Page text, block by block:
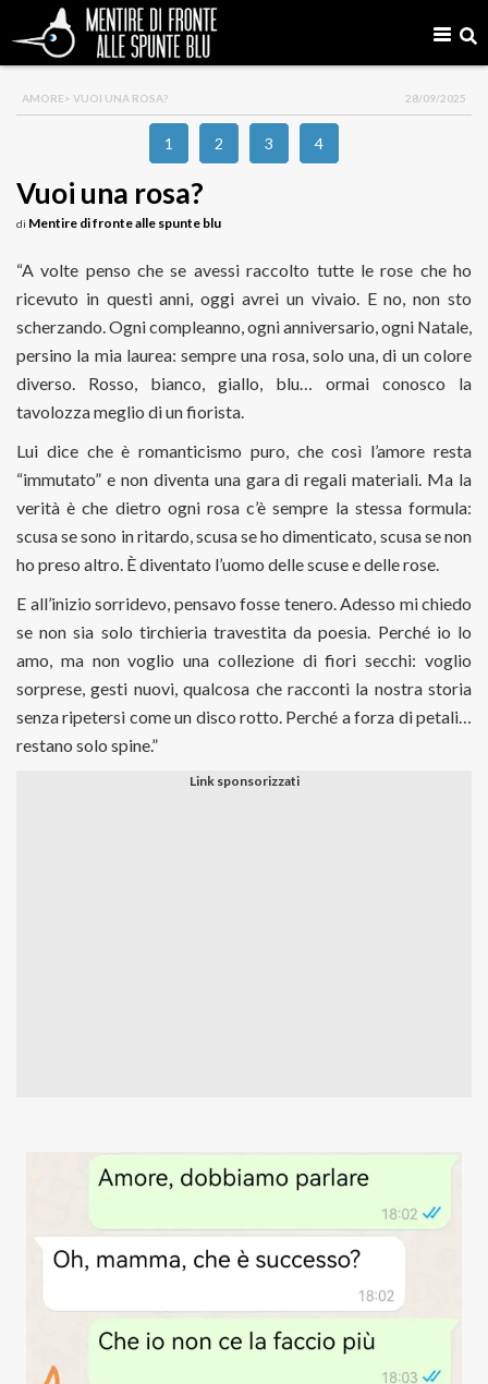
AMORE> VUOI UNA ROSA? 28/09/2025
1 2 3 4
Vuoi una rosa?
di Mentire di fronte alle spunte blu
“A volte penso che se avessi raccolto tutte le rose che ho
ricevuto in questi anni, oggi avrei un vivaio. E no, non sto
scherzando. Ogni compleanno, ogni anniversario, ogni Natale,
persino la mia laurea: sempre una rosa, solo una, di un colore
diverso. Rosso, bianco, giallo, blu… ormai conosco la
tavolozza meglio di un fiorista.
Lui dice che è romanticismo puro, che così l’amore resta
“immutato” e non diventa una gara di regali materiali. Ma la
verità è che dietro ogni rosa c’è sempre la stessa formula:
scusa se sono in ritardo, scusa se ho dimenticato, scusa se non
ho preso altro. È diventato l’uomo delle scuse e delle rose.
E all’inizio sorridevo, pensavo fosse tenero. Adesso mi chiedo
se non sia solo tirchieria travestita da poesia. Perché io lo
amo, ma non voglio una collezione di fiori secchi: voglio
sorprese, gesti nuovi, qualcosa che racconti la nostra storia
senza ripetersi come un disco rotto. Perché a forza di petali…
restano solo spine.”